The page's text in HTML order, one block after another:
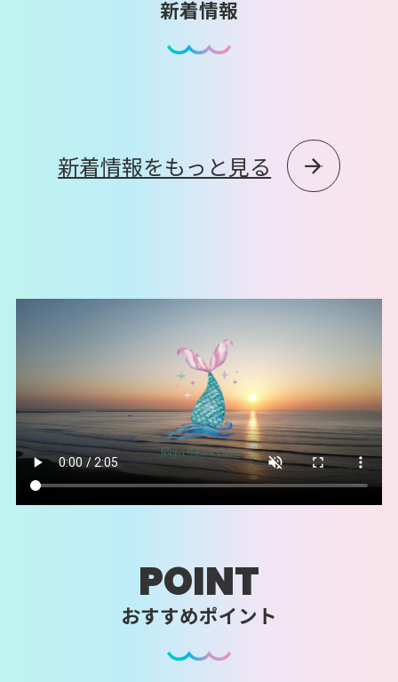
新着情報
新着情報をもっと見る
POINT
おすすめポイント